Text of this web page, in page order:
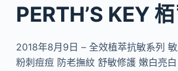
PERTH’S KEY
2018年8月9日 – 全效植萃抗敏系列
粉刺痘痘 防老撫紋 舒敏修護 嫩白亮